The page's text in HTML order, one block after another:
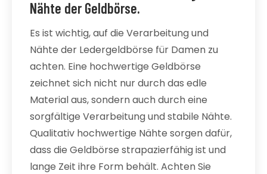
Nähte der Geldbörse.
Es ist wichtig, auf die Verarbeitung und
Nähte der Ledergeldbörse für Damen zu
achten. Eine hochwertige Geldbörse
zeichnet sich nicht nur durch das edle
Material aus, sondern auch durch eine
sorgfältige Verarbeitung und stabile Nähte.
Qualitativ hochwertige Nähte sorgen dafür,
dass die Geldbörse strapazierfähig ist und
lange Zeit ihre Form behält. Achten Sie